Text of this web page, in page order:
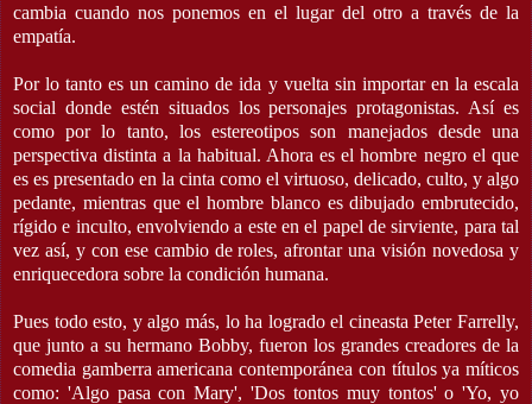
cambia cuando nos ponemos en el lugar del otro a través de la
empatía.
Por lo tanto es un camino de ida y vuelta sin importar en la escala
social donde estén situados los personajes protagonistas. Así es
como por lo tanto, los estereotipos son manejados desde una
perspectiva distinta a la habitual. Ahora es el hombre negro el que
es es presentado en la cinta como el virtuoso, delicado, culto, y algo
pedante, mientras que el hombre blanco es dibujado embrutecido,
rígido e inculto, envolviendo a este en el papel de sirviente, para tal
vez así, y con ese cambio de roles, afrontar una visión novedosa y
enriquecedora sobre la condición humana.
Pues todo esto, y algo más, lo ha logrado el cineasta Peter Farrelly,
que junto a su hermano Bobby, fueron los grandes creadores de la
comedia gamberra americana contemporánea con títulos ya míticos
como: 'Algo pasa con Mary', 'Dos tontos muy tontos' o 'Yo, yo